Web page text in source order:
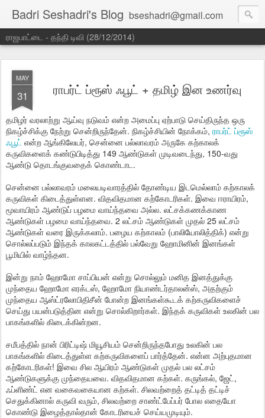
Badri Seshadri's Blog bseshadri@gmail.com
ராஜபாட்டை - தந்தி டிவி (28/12/2014)
MAY
31 ராபர்ட் ப்ரூஸ் ஃபூட் + தமிழ் இன உணர்வு
தமிழர் வரலாற்று ஆய்வு நடுவம் என்ற அமைப்பு ஏற்பாடு செய்திருந்த ஒரு
நிகழ்ச்சிக்கு நேற்று சென்றிருந்தேன். நிகழ்ச்சியின் நோக்கம், ராபர்ட் ப்ரூஸ்
ஃபூட் என்ற ஆங்கிலேயர், சென்னை பல்லாவரம் அருகே கற்காலக்
கருவிகளைக் கண்டுபிடித்து 149 ஆண்டுகள் முடிவடைந்து, 150-வது
ஆண்டு தொடங்குவதைக் கொண்டாட.
சென்னை பல்லாவரம் மலையடிவாரத்தில் தோண்டிய இடமெல்லாம் கற்காலக்
கருவிகள் கிடைத்துள்ளன. விதவிதமான கற்கோடரிகள். இவை ஈராயிரம்,
மூவாயிரம் ஆண்டுப் பழமை வாய்ந்தவை அல்ல. லட்சக்கணக்காண
ஆண்டுகள் பழமை வாய்ந்தவை. 2 லட்சம் ஆண்டுகள் முதல் 25 லட்சம்
ஆண்டுகள் வரை இருக்கலாம். பழைய கற்காலம் (பாலியோலித்திக்) என்று
சொல்லப்படும் இந்தக் காலகட்டத்தில் பல்வேறு ஹோமினின் இனங்கள்
பூமியில் வாழ்ந்தன.
இன்று நாம் ஹோமோ சாப்பியன் என்று சொல்லும் மனித இனத்துக்கு
முந்தைய ஹோமோ எரக்டஸ், ஹோமோ நியாண்டர்தாலன்ஸ், அதற்கும்
முந்தைய ஆஸ்ட்ரலோபிதிசீன் போன்ற இனங்கள்கூடக் கற்கருவிகளைச்
செய்து பயன்படுத்தின என்று சொல்கிறார்கள். இந்தக் கருவிகள் உலகின் பல
பாகங்களில் கிடைக்கின்றன.
சமீபத்தில் நான் பிரிட்டிஷ் மியூசியம் சென்றிருந்தபோது உலகின் பல
பாகங்களில் கிடைத்துள்ள கற்கருவிகளைப் பார்த்தேன். என்ன அற்புதமான
கற்கோடரிகள்! இவை சில ஆயிரம் ஆண்டுகள் முதல் பல லட்சம்
ஆண்டுகளுக்கு முந்தையவை. விதவிதமான கற்கள். கருங்கல், ஜேட்,
ஃப்ளிண்ட் என வகைவகையான கற்கள். சிலவற்றைத் தட்டித் தட்டிச்
செதுக்கினால் கருவி வரும், சிலவற்றை சாண்ட்பேப்பர் போல எதையோ
கொண்டு இழைத்தால்தான் கோடரியைச் செய்யமுடியும்.